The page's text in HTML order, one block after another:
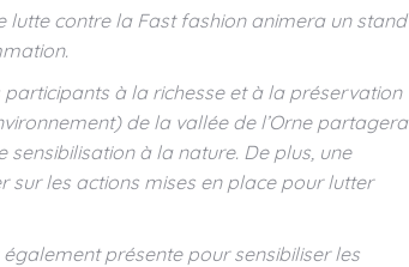
lutte contre la Fast fashion animera un stand
à la richesse et à la préservation
de la vallée de l’Orne partagera
sensibilisation à la nature. De plus, une
sur les actions mises en place pour lutter
présente pour sensibiliser les